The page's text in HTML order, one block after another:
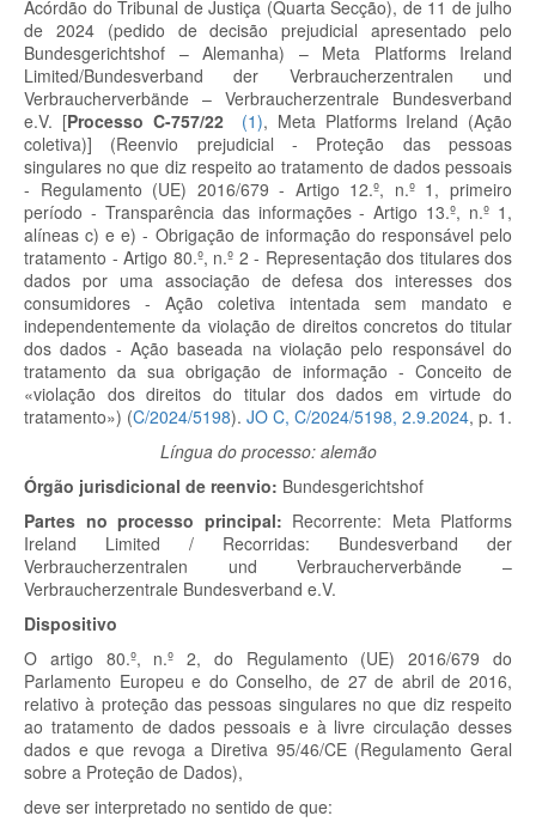
Acórdão do Tribunal de Justiça (Quarta Secção), de 11 de julho
de 2024 (pedido de decisão prejudicial apresentado pelo
Bundesgerichtshof – Alemanha) – Meta Platforms Ireland
Limited/Bundesverband der Verbraucherzentralen und
Verbraucherverbände – Verbraucherzentrale Bundesverband
e.V. [Processo C-757/22 (1), Meta Platforms Ireland (Ação
coletiva)] (Reenvio prejudicial - Proteção das pessoas
singulares no que diz respeito ao tratamento de dados pessoais
- Regulamento (UE) 2016/679 - Artigo 12.º, n.º 1, primeiro
período - Transparência das informações - Artigo 13.º, n.º 1,
alíneas c) e e) - Obrigação de informação do responsável pelo
tratamento - Artigo 80.º, n.º 2 - Representação dos titulares dos
dados por uma associação de defesa dos interesses dos
consumidores - Ação coletiva intentada sem mandato e
independentemente da violação de direitos concretos do titular
dos dados - Ação baseada na violação pelo responsável do
tratamento da sua obrigação de informação - Conceito de
«violação dos direitos do titular dos dados em virtude do
tratamento») (C/2024/5198). JO C, C/2024/5198, 2.9.2024, p. 1.
Língua do processo: alemão
Órgão jurisdicional de reenvio: Bundesgerichtshof
Partes no processo principal: Recorrente: Meta Platforms
Ireland Limited / Recorridas:
Bundesverband der
Verbraucherzentralen und Verbraucherverbände –
Verbraucherzentrale Bundesverband e.V.
Dispositivo
O artigo 80.º, n.º 2, do Regulamento (UE) 2016/679 do
Parlamento Europeu e do Conselho, de 27 de abril de 2016,
relativo à proteção das pessoas singulares no que diz respeito
ao tratamento de dados pessoais e à livre circulação desses
dados e que revoga a Diretiva 95/46/CE (Regulamento Geral
sobre a Proteção de Dados),
deve ser interpretado no sentido de que: